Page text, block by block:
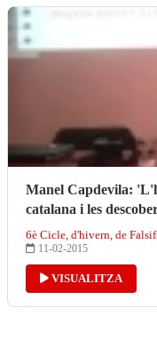
Manel Capdevila:
catalana i les
6è Cicle, d'hivern, de
11-02-2015
VISUALITZA